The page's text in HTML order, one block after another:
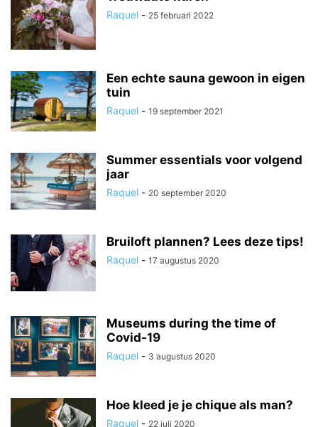
Raquel - 25 februari 2022
Een echte sauna gewoon in eigen
tuin
Raquel - 19 september 2021
Summer essentials voor volgend
jaar
Raquel - 20 september 2020
Bruiloft plannen? Lees deze tips!
Raquel - 17 augustus 2020
Museums during the time of
Covid-19
Raquel - 3 augustus 2020
Hoe kleed je je chique als man?
Raquel - 22 juli 2020